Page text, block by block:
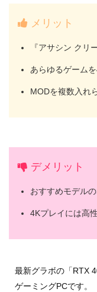
メリット
『アサシン クリ
あらゆるゲーム
MODを複数入れ
デメリット
おすすめモデル
4Kプレイには高
最新グラボの「RTX
ゲーミングPCです。